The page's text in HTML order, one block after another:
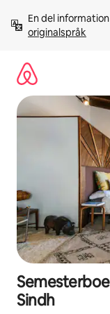
innehåll
En del
originalspråk
Sindh